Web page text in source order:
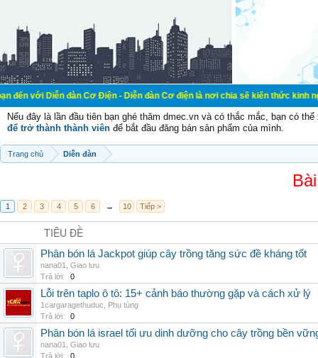
đàn Cơ Điện - Diễn đàn Cơ điện là nơi chia sẽ kiến thức kinh nghiệm
Nếu đây là lần đầu tiên bạn ghé thăm dmec.vn và có thắc mắc, bạn có
để trở thành thành viên để bắt đầu đăng bán sản phẩm của mình.
Trang chủ Diễn đàn
1 2 3 4 5 6 → 10 Tiếp >
TIÊU ĐỀ
Phân bón lá Jackpot giúp cây trồng tăng sức đề kháng tốt
nana01
Giao lưu
Trả lời:
0
Lỗi trên taplo ô tô: 15+ cảnh báo thường gặp và cách xử lý
1cargaragethuduc
Phụ tùng
Trả lời:
0
Phân bón lá israel tối ưu dinh dưỡng cho cây trồng bền
nana01
Giao lưu
Trả lời:
0